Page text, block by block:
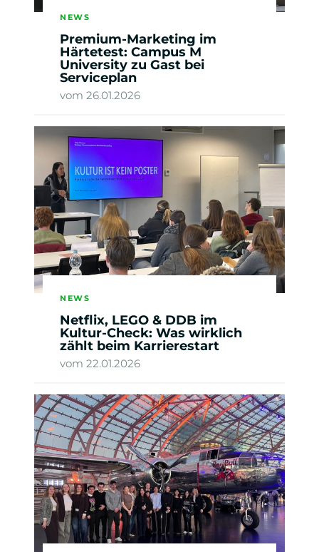
NEWS
Premium-Marketing im
Härtetest: Campus M
University zu Gast bei
Serviceplan
vom 26.01.2026
NEWS
Netflix, LEGO & DDB im
Kultur-Check: Was wirklich
zählt beim Karrierestart
vom 22.01.2026